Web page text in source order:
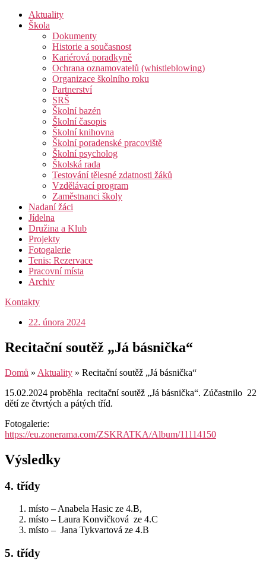
Aktuality
Škola
Dokumenty
Historie a současnost
Kariérová poradkyně
Ochrana oznamovatelů (whistleblowing)
Organizace školního roku
Partnerství
SRŠ
Školní bazén
Školní časopis
Školní knihovna
Školní poradenské pracoviště
Školní psycholog
Školská rada
Testování tělesné zdatnosti žáků
Vzdělávací program
Zaměstnanci školy
Nadaní žáci
Jídelna
Družina a Klub
Projekty
Fotogalerie
Tenis: Rezervace
Pracovní místa
Archiv
Kontakty
22. února 2024
Recitační soutěž „Já básnička“
Domů » Aktuality » Recitační soutěž „Já básnička“
15.02.2024 proběhla recitační soutěž „Já básnička“. Zúčastnilo 22
dětí ze čtvrtých a pátých tříd.
Fotogalerie:
https://eu.zonerama.com/ZSKRATKA/Album/11114150
Výsledky
4. třídy
místo – Anabela Hasic ze 4.B,
místo – Laura Konvičková ze 4.C
místo – Jana Tykvartová ze 4.B
5. třídy